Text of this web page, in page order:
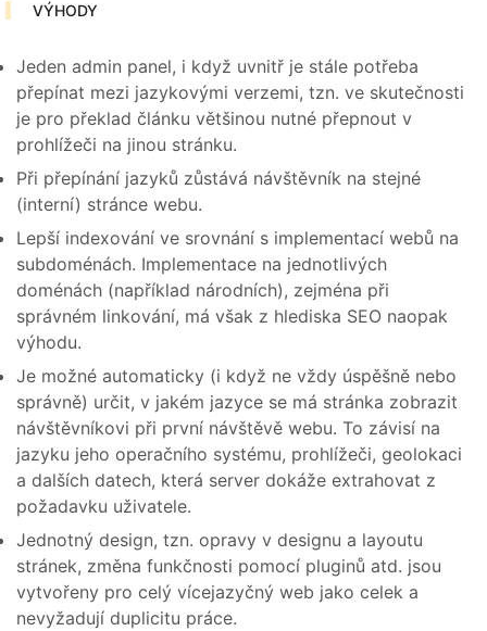
VÝHODY
Jeden admin panel, i když uvnitř je stále potřeba
přepínat mezi jazykovými verzemi, tzn. ve skutečnosti
je pro překlad článku většinou nutné přepnout v
prohlížeči na jinou stránku.
Při přepínání jazyků zůstává návštěvník na stejné
(interní) stránce webu.
Lepší indexování ve srovnání s implementací webů na
subdoménách. Implementace na jednotlivých
doménách (například národních), zejména při
správném linkování, má však z hlediska SEO naopak
výhodu.
Je možné automaticky (i když ne vždy úspěšně nebo
správně) určit, v jakém jazyce se má stránka zobrazit
návštěvníkovi při první návštěvě webu. To závisí na
jazyku jeho operačního systému, prohlížeči, geolokaci
a dalších datech, která server dokáže extrahovat z
požadavku uživatele.
Jednotný design, tzn. opravy v designu a layoutu
stránek, změna funkčnosti pomocí pluginů atd. jsou
vytvořeny pro celý vícejazyčný web jako celek a
nevyžadují duplicitu práce.